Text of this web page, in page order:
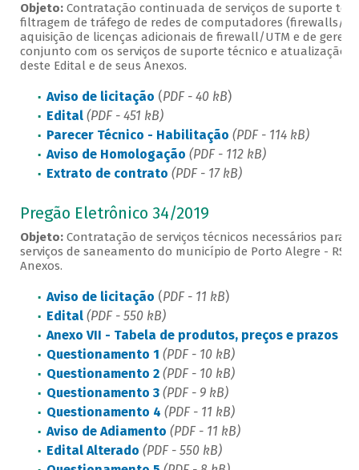
Objeto: Contratação continuada de serviços de suporte
filtragem de tráfego de redes de computadores (firewalls/
aquisição de licenças adicionais de firewall/UTM e de
conjunto com os serviços de suporte técnico e atualização
deste Edital e de seus Anexos.
Aviso de licitação (PDF - 40 kB)
Edital(PDF - 451 kB)
Parecer Técnico - Habilitação (PDF - 114 kB)
Aviso de Homologação (PDF - 112 kB)
Extrato de contrato (PDF - 17 kB)
Pregão Eletrônico 34/2019
Objeto: Contratação de serviços técnicos necessários
serviços de saneamento do município de Porto Alegre - RS,
Anexos.
Aviso de licitação (PDF - 11 kB)
Edital(PDF - 550 kB)
Anexo VII - Tabela de produtos, preços e prazos
Questionamento 1 (PDF - 10 kB)
Questionamento 2 (PDF - 10 kB)
Questionamento 3 (PDF - 9 kB)
Questionamento 4 (PDF - 11 kB)
Aviso de Adiamento (PDF - 11 kB)
Edital Alterado (PDF - 550 kB)